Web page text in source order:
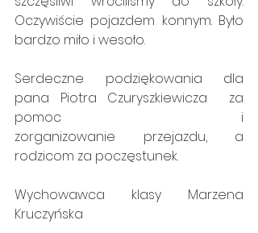
Oczywiście pojazdem konnym. Było
bardzo miło i wesoło.
Serdeczne podziękowania dla
pana Piotra Czuryszkiewicza  za
pomoc                          i
zorganizowanie przejazdu, a
rodzicom za poczęstunek.
Wychowawca klasy Marzena
Kruczyńska